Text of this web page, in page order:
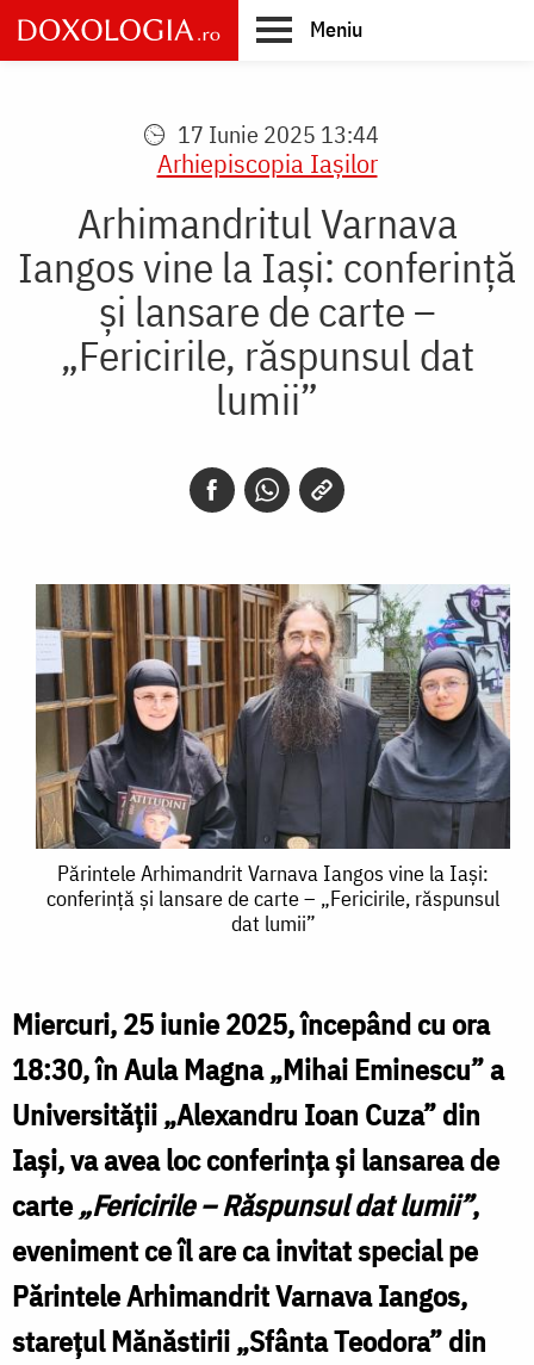
Skip
to
main
Meniu
17 Iunie 2025 13:44
Arhiepiscopia Iaşilor
Arhimandritul Varnava
Iangos vine la Iași: conferință
și lansare de carte –
„Fericirile, răspunsul dat
lumii”
Părintele
Arhimandrit
vine
la
Iași:
conferință
și
lansare
de
carte
Părintele Arhimandrit Varnava Iangos vine la Iași:
conferință și lansare de carte – „Fericirile, răspunsul
dat lumii”
Miercuri, 25 iunie 2025, începând cu ora
18:30, în Aula Magna „Mihai Eminescu” a
Universității „Alexandru Ioan Cuza” din
Iași, va avea loc conferința și lansarea de
carte„Fericirile – Răspunsul dat lumii”,
eveniment ce îl are ca invitat special pe
Părintele Arhimandrit Varnava Iangos,
starețul Mănăstirii „Sfânta Teodora” din